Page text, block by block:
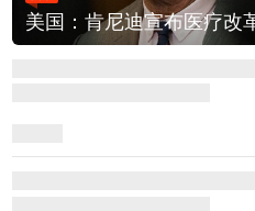
美国：肯尼迪宣布医疗改